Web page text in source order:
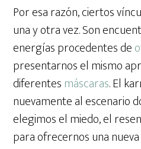
Por esa razón, ciertos
una y otra vez. Son
energías procedentes de
presentarnos el mismo
diferentes máscaras. El
nuevamente al escenario
elegimos el miedo, el
para ofrecernos una